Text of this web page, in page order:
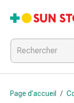
Médicaments
et
traitements
et
grippe
Page d’accueil /